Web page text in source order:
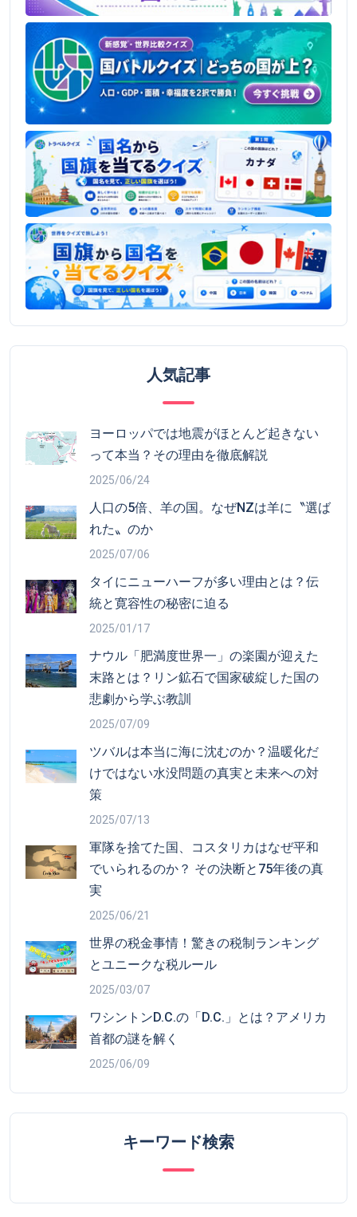
人気記事
ヨーロッパでは地震がほとんど起きない
って本当？その理由を徹底解説
2025/06/24
人口の5倍、羊の国。なぜNZは羊に〝選ば
れた〟のか
2025/07/06
タイにニューハーフが多い理由とは？伝
統と寛容性の秘密に迫る
2025/01/17
ナウル「肥満度世界一」の楽園が迎えた
末路とは？リン鉱石で国家破綻した国の
悲劇から学ぶ教訓
2025/07/09
ツバルは本当に海に沈むのか？温暖化だ
けではない水没問題の真実と未来への対
策
2025/07/13
軍隊を捨てた国、コスタリカはなぜ平和
でいられるのか？ その決断と75年後の真
実
2025/06/21
世界の税金事情！驚きの税制ランキング
とユニークな税ルール
2025/03/07
ワシントンD.C.の「D.C.」とは？アメリカ
首都の謎を解く
2025/06/09
キーワード検索